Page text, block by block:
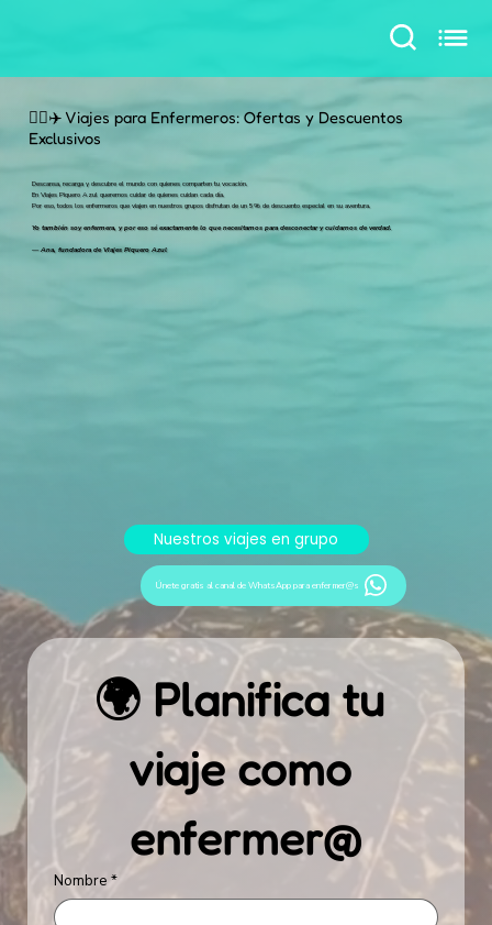
👩‍⚕️✈️ Viajes para Enfermeros: Ofertas y Descuentos
Exclusivos
Descansa, recarga y descubre el mundo con quienes comparten tu vocación.
En Viajes Piquero Azul queremos cuidar de quienes cuidan cada día.
Por eso, todos los enfermeros que viajen en nuestros grupos disfrutan de un 5% de descuento especial en su aventura.
Yo también soy enfermera, y por eso sé exactamente lo que necesitamos para desconectar y cuidarnos de verdad.
— Ana, fundadora de Viajes Piquero Azul
Nuestros viajes en grupo
Únete gratis al canal de WhatsApp para enfermer@s
🌍 Planifica tu
viaje como
enfermer@
Nombre *